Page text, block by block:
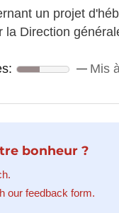
un projet
la Direction
Mis
bonheur ?
our feedback form.